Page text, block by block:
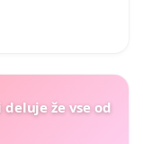
že vse od